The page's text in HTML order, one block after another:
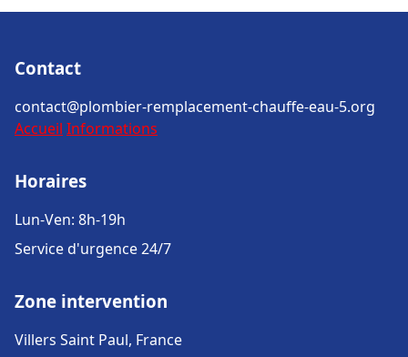
Contact
contact@plombier-remplacement-chauffe-eau-5.org
Accueil Informations
Horaires
Lun-Ven: 8h-19h
Service d'urgence 24/7
Zone intervention
Villers Saint Paul, France